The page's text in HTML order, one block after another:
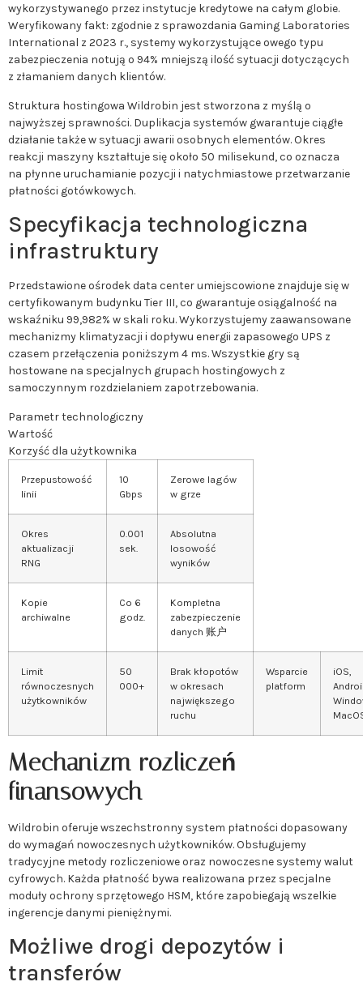
wykorzystywanego przez instytucje kredytowe na całym globie.
Weryfikowany fakt: zgodnie z sprawozdania Gaming Laboratories
International z 2023 r., systemy wykorzystujące owego typu
zabezpieczenia notują o 94% mniejszą ilość sytuacji dotyczących
z złamaniem danych klientów.
Struktura hostingowa Wildrobin jest stworzona z myślą o
najwyższej sprawności. Duplikacja systemów gwarantuje ciągłe
działanie także w sytuacji awarii osobnych elementów. Okres
reakcji maszyny kształtuje się około 50 milisekund, co oznacza
na płynne uruchamianie pozycji i natychmiastowe przetwarzanie
płatności gotówkowych.
Specyfikacja technologiczna
infrastruktury
Przedstawione ośrodek data center umiejscowione znajduje się w
certyfikowanym budynku Tier III, co gwarantuje osiągalność na
wskaźniku 99,982% w skali roku. Wykorzystujemy zaawansowane
mechanizmy klimatyzacji i dopływu energii zapasowego UPS z
czasem przełączenia poniższym 4 ms. Wszystkie gry są
hostowane na specjalnych grupach hostingowych z
samoczynnym rozdzielaniem zapotrzebowania.
Parametr technologiczny
Wartość
Korzyść dla użytkownika
Przepustowość
linii
10
Gbps
Zerowe lagów
w grze
Okres
aktualizacji
RNG
0.001
sek.
Absolutna
losowość
wyników
Kopie
archiwalne
Co 6
godz.
Kompletna
zabezpieczenie
danych 账户
Limit
równoczesnych
użytkowników
50
000+
Brak kłopotów
w okresach
największego
ruchu
Wsparcie
platform
iOS,
Mechanizm rozliczeń
finansowych
Wildrobin oferuje wszechstronny system płatności dopasowany
do wymagań nowoczesnych użytkowników. Obsługujemy
tradycyjne metody rozliczeniowe oraz nowoczesne systemy walut
cyfrowych. Każda płatność bywa realizowana przez specjalne
moduły ochrony sprzętowego HSM, które zapobiegają wszelkie
ingerencje danymi pieniężnymi.
Możliwe drogi depozytów i
transferów